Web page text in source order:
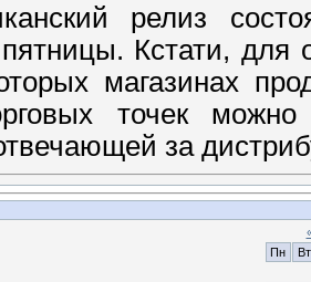
релиз
Кстати, для
магазинах
точек
за
Пн
Вт